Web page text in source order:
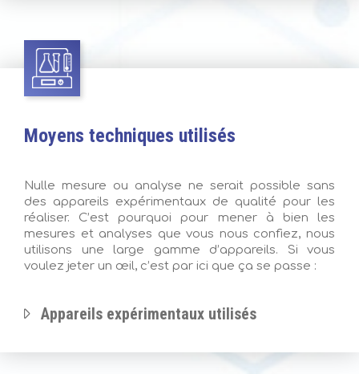
Moyens techniques utilisés
Nulle mesure ou analyse ne serait possible sans
des appareils expérimentaux de qualité pour les
réaliser. C’est pourquoi pour mener à bien les
mesures et analyses que vous nous confiez, nous
utilisons une large gamme d’appareils. Si vous
voulez jeter un œil, c’est par ici que ça se passe :
Appareils expérimentaux utilisés